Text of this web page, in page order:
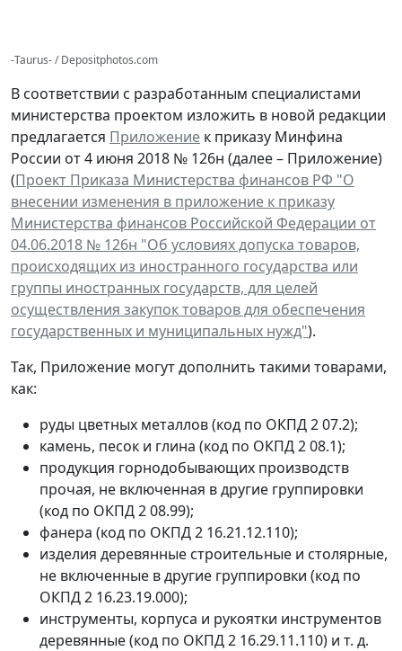
-Taurus- / Depositphotos.com
В соответствии с разработанным специалистами
министерства проектом изложить в новой редакции
предлагается Приложение к приказу Минфина
России от 4 июня 2018 № 126н (далее – Приложение)
(Проект Приказа Министерства финансов РФ "О
внесении изменения в приложение к приказу
Министерства финансов Российской Федерации от
04.06.2018 № 126н "Об условиях допуска товаров,
происходящих из иностранного государства или
группы иностранных государств, для целей
осуществления закупок товаров для обеспечения
государственных и муниципальных нужд").
Так, Приложение могут дополнить такими товарами,
как:
руды цветных металлов (код по ОКПД 2 07.2);
камень, песок и глина (код по ОКПД 2 08.1);
продукция горнодобывающих производств
прочая, не включенная в другие группировки
(код по ОКПД 2 08.99);
фанера (код по ОКПД 2 16.21.12.110);
изделия деревянные строительные и столярные,
не включенные в другие группировки (код по
ОКПД 2 16.23.19.000);
инструменты, корпуса и рукоятки инструментов
деревянные (код по ОКПД 2 16.29.11.110) и т. д.